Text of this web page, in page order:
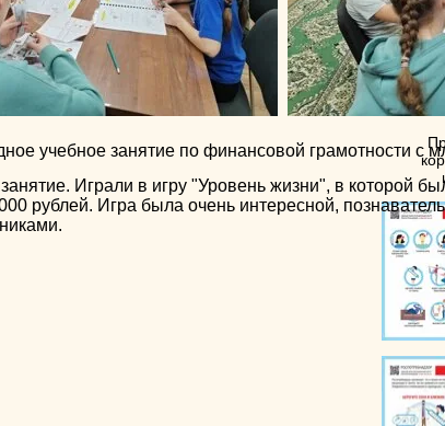
учебное занятие по финансовой грамотности с
Играли в игру "Уровень жизни", в которой
рублей. Игра была очень интересной,